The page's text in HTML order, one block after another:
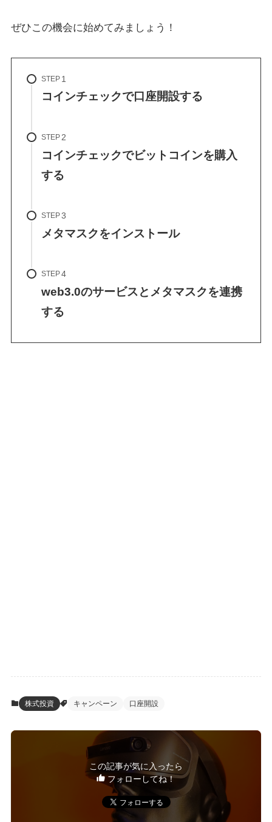
ぜひこの機会に始めてみましょう！
STEP
コインチェックで口座開設する
STEP
コインチェックでビットコインを購入
する
STEP
メタマスクをインストール
STEP
web3.0のサービスとメタマスクを連携
する
株式投資 キャンペーン 口座開設
この記事が気に入ったら
フォローしてね！